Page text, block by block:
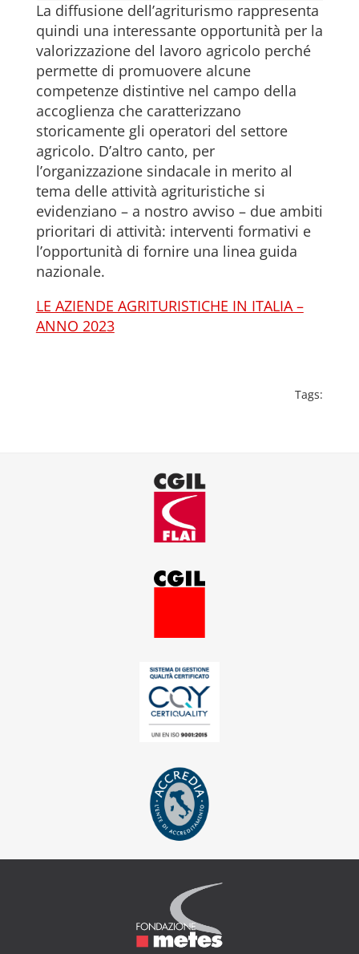
La diffusione dell’agriturismo rappresenta
quindi una interessante opportunità per la
valorizzazione del lavoro agricolo perché
permette di promuovere alcune
competenze distintive nel campo della
accoglienza che caratterizzano
storicamente gli operatori del settore
agricolo. D’altro canto, per
l’organizzazione sindacale in merito al
tema delle attività agrituristiche si
evidenziano – a nostro avviso – due ambiti
prioritari di attività: interventi formativi e
l’opportunità di fornire una linea guida
nazionale.
LE AZIENDE AGRITURISTICHE IN ITALIA –
ANNO 2023
Tags: